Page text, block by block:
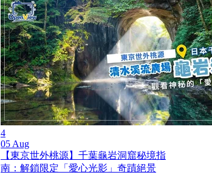
4
05 Aug
【東京世外桃源】千葉龜岩洞窟秘境指
南：解鎖限定「愛心光影」奇蹟絕景